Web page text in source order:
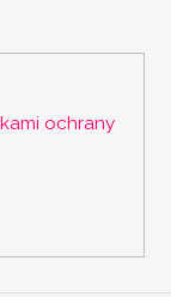
ochrany